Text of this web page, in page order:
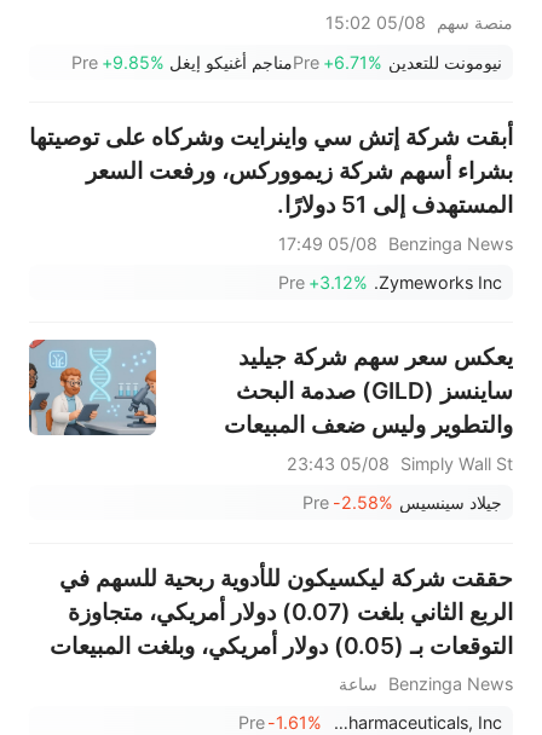
سجل سهما TVTX (+16.88%)
صعودية؛ بينما جاء سهما FCX
(+3.87%) وTPR (+2.8%) ضمن
خمسة أسهم تختبر مستويات
اختراق
منصة سهم
05/08 15:02
نيومونت للتعدين +6.71%
Preمناجم أغنيكو إيغل +9.85%
Pre
أبقت شركة إتش سي واينرايت وشركاه على توصيتها
بشراء أسهم شركة زيمووركس، ورفعت السعر
المستهدف إلى 51 دولارًا.
Benzinga News
05/08 17:49
Zymeworks Inc.
+3.12%
Pre
يعكس سعر سهم شركة جيليد
ساينسز (GILD) صدمة البحث
والتطوير وليس ضعف المبيعات
Simply Wall St
05/08 23:43
جيلاد سينسيس -2.58%
Pre
حققت شركة ليكسيكون للأدوية ربحية للسهم في
الربع الثاني بلغت (0.07) دولار أمريكي، متجاوزة
التوقعات بـ (0.05) دولار أمريكي، وبلغت المبيعات
مليون دولار أمريكي.
Benzinga News
ساعة
Lexicon Pharmaceuticals, Inc.
-1.61%
Pre